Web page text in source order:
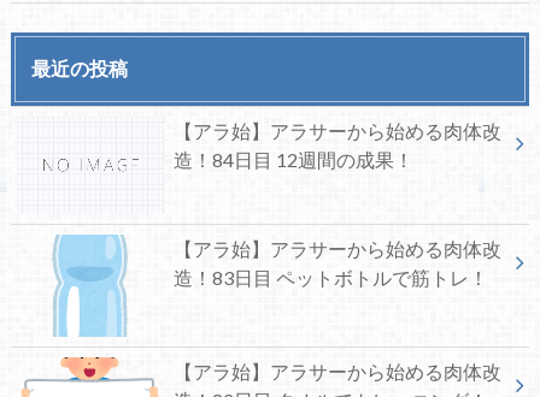
最近の投稿
【アラ始】アラサーから始める肉体改
造！84日目 12週間の成果！
【アラ始】アラサーから始める肉体改
造！83日目 ペットボトルで筋トレ！
【アラ始】アラサーから始める肉体改